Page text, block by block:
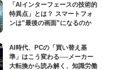
「AIインターフェースの技術的
特異点」とは？ スマートフォ
ンは”最後の画面”になるのか
AI時代、PCの「買い替え基
準」はこう変わる──メーカー
大転換から読み解く、知識労働